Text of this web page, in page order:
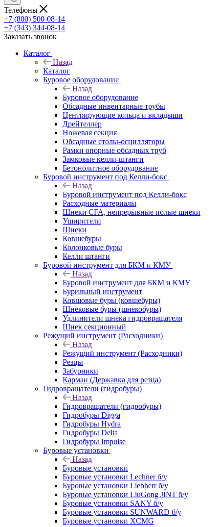
Телефоны
+7 (800) 500-08-14
+7 (343) 344-08-14
Заказать звонок
Каталог
Назад
Каталог
Буровое оборудование
Назад
Буровое оборудование
Обсадные инвентарные трубы
Центрирующие кольца и вкладыши
Дрейтеллер
Ножевая секция
Обсадные столы-осцилляторы
Рамки опорные обсадных труб
Замковые келли-штанги
Бетонолитное оборудование
Буровой инструмент под Келли-бокс
Назад
Буровой инструмент под Келли-бокс
Расходные материалы
Шнеки CFA, непрерывные полые шнеки
Уширители
Шнеки
Ковшебуры
Колонковые буры
Келли штанги
Буровой инструмент для БКМ и КМУ
Назад
Буровой инструмент для БКМ и КМУ
Бурильный инструмент
Ковшовые буры (ковшебуры)
Шнековые буры (шнекобуры)
Удлинители шнека гидровращателя
Шнек секционный
Режущий инструмент (Расходники)
Назад
Режущий инструмент (Расходники)
Резцы
Забурники
Карман (Державка для резца)
Гидровращатели (гидробуры)
Назад
Гидровращатели (гидробуры)
Гидробуры Digga
Гидробуры Hydra
Гидробуры Delta
Гидробуры Impulse
Буровые установки
Назад
Буровые установки
Буровые установки Lechner б/у
Буровые установки Liebherr б/у
Буровые установки LiuGong JINT б/у
Буровые установки SANY б/у
Буровые установки SUNWARD б/у
Буровые установки XCMG